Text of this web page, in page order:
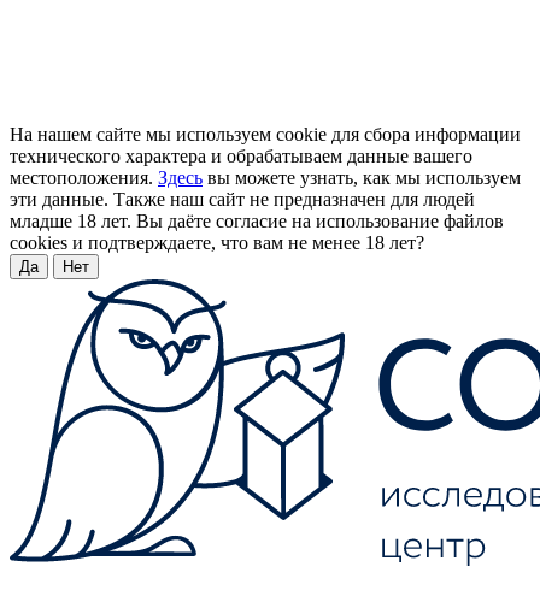
На нашем сайте мы используем cookie для сбора информации
технического характера и обрабатываем данные вашего
местоположения. Здесь вы можете узнать, как мы используем
эти данные. Также наш сайт не предназначен для людей
младше 18 лет. Вы даёте согласие на использование файлов
cookies и подтверждаете, что вам не менее 18 лет?
Да Нет